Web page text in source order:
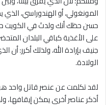
المونغولي، أو الهندوراسي،
حسن حظك أنك ولدتَ في الكويت
على الأغذية كباقي البلدان
جنيف بإرادة الله، ولذلك أكرر:
الولادة.
لقد تكلمت عن عنصر قاتل واحد
أذكر عناصر أخرى يمكن إيقافها،